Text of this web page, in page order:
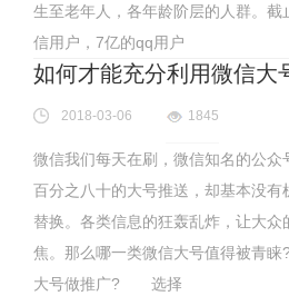
生至老年人，各年龄阶层的人群。截
信用户，7亿的qq用户
如何才能充分利用微信大
2018-03-06 1845
微信我们每天在刷，微信知名的公众
百分之八十的大号推送，却基本没
替换。各类信息的狂轰乱炸，让大众
焦。那么哪一类微信大号值得被青
大号做推广? 选择